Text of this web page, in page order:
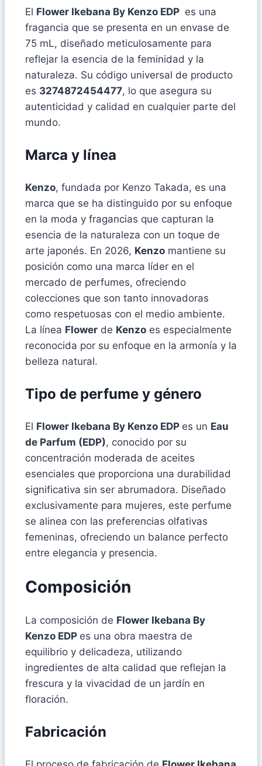
El Flower Ikebana By Kenzo EDP es una
fragancia que se presenta en un envase de
75 mL, diseñado meticulosamente para
reflejar la esencia de la feminidad y la
naturaleza. Su código universal de producto
es 3274872454477, lo que asegura su
autenticidad y calidad en cualquier parte del
mundo.
Marca y línea
Kenzo, fundada por Kenzo Takada, es una
marca que se ha distinguido por su enfoque
en la moda y fragancias que capturan la
esencia de la naturaleza con un toque de
arte japonés. En 2026, Kenzo mantiene su
posición como una marca líder en el
mercado de perfumes, ofreciendo
colecciones que son tanto innovadoras
como respetuosas con el medio ambiente.
La línea Flower de Kenzo es especialmente
reconocida por su enfoque en la armonía y la
belleza natural.
Tipo de perfume y género
El Flower Ikebana By Kenzo EDP es un Eau
de Parfum (EDP), conocido por su
concentración moderada de aceites
esenciales que proporciona una durabilidad
significativa sin ser abrumadora. Diseñado
exclusivamente para mujeres, este perfume
se alinea con las preferencias olfativas
femeninas, ofreciendo un balance perfecto
entre elegancia y presencia.
Composición
La composición de Flower Ikebana By
Kenzo EDP es una obra maestra de
equilibrio y delicadeza, utilizando
ingredientes de alta calidad que reflejan la
frescura y la vivacidad de un jardín en
floración.
Fabricación